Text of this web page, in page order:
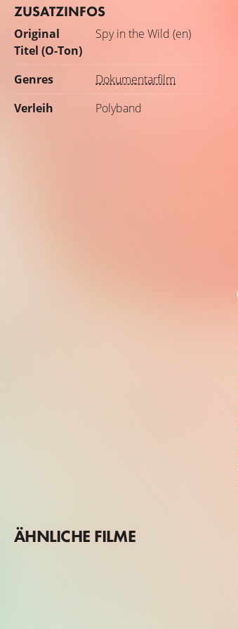
ZUSATZINFOS
Original
Titel (O-Ton)
Spy in the Wild (en)
Genres
Dokumentarfilm
Verleih
Polyband
ÄHNLICHE FILME